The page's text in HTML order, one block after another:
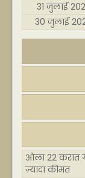
31 जुलाई
30 जुलाई
ओला 22 करात
ज़्यादा कीमत